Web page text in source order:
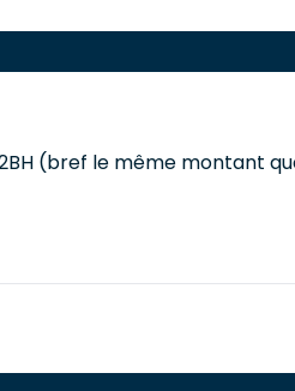
(bref le même montant